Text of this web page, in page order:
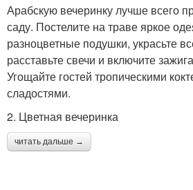
Арабскую вечеринку лучше всего
саду. Постелите на траве яркое
разноцветные подушки, украсьте
расставьте свечи и включите
Угощайте гостей тропическими
сладостями.
2. Цветная вечеринка
читать дальше →